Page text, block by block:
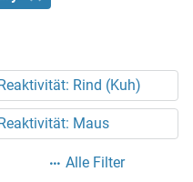
Reaktivität: Rind (Kuh)
Reaktivität: Maus
Alle Filter